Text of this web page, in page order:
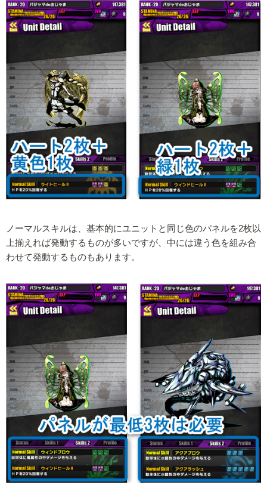
ノーマルスキルは、基本的にユニットと同じ色のパネルを2枚以
上揃えれば発動するものが多いですが、中には違う色を組み合
わせて発動するものもあります。